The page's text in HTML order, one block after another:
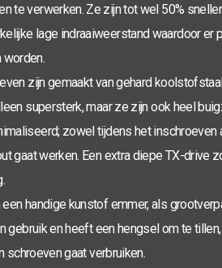
te verwerken. Ze zijn tot wel 50%
lage indraaiweerstand waardoor er
worden.
zijn gemaakt van gehard
supersterk, maar ze zijn ook heel
zowel tijdens het inschroeven
gaat werken. Een extra diepe TX-drive
handige kunstof emmer, als
gebruik en heeft een hengsel om te
schroeven gaat verbruiken.